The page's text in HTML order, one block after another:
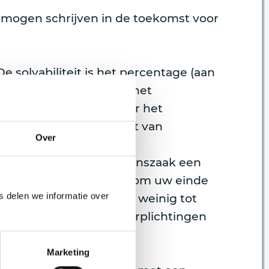
Over
delen we informatie over
Marketing
schrijven in de toekomst voor
solvabiliteit is het percentage (aan
een percentage van het
is hoe kleiner het
eisen een solvabiliteit van
de jaarrekening. Een
BV als een eenmanszaak een
als reisondernemer om uw einde
uitgevoerd en er nog weinig tot
boekingen gaat u verplichtingen
solvabiliteit.